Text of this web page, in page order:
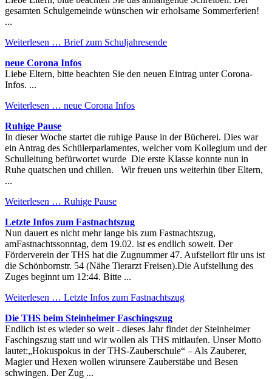
gesamten Schulgemeinde wünschen wir erholsame Sommerferien!
...
Weiterlesen … Brief zum Schuljahresende
neue Corona Infos
Liebe Eltern, bitte beachten Sie den neuen Eintrag unter Corona-
Infos. ...
Weiterlesen … neue Corona Infos
Ruhige Pause
In dieser Woche startet die ruhige Pause in der Bücherei. Dies war
ein Antrag des Schülerparlamentes, welcher vom Kollegium und der
Schulleitung befürwortet wurde Die erste Klasse konnte nun in
Ruhe quatschen und chillen. Wir freuen uns weiterhin über Eltern,
...
Weiterlesen … Ruhige Pause
Letzte Infos zum Fastnachtszug
Nun dauert es nicht mehr lange bis zum Fastnachtszug,
amFastnachtssonntag, dem 19.02. ist es endlich soweit. Der
Förderverein der THS hat die Zugnummer 47. Aufstellort für uns ist
die Schönbornstr. 54 (Nähe Tierarzt Freisen).Die Aufstellung des
Zuges beginnt um 12:44. Bitte ...
Weiterlesen … Letzte Infos zum Fastnachtszug
Die THS beim Steinheimer Faschingszug
Endlich ist es wieder so weit - dieses Jahr findet der Steinheimer
Faschingszug statt und wir wollen als THS mitlaufen. Unser Motto
lautet:„Hokuspokus in der THS-Zauberschule“ – Als Zauberer,
Magier und Hexen wollen wirunsere Zauberstäbe und Besen
schwingen. Der Zug ...